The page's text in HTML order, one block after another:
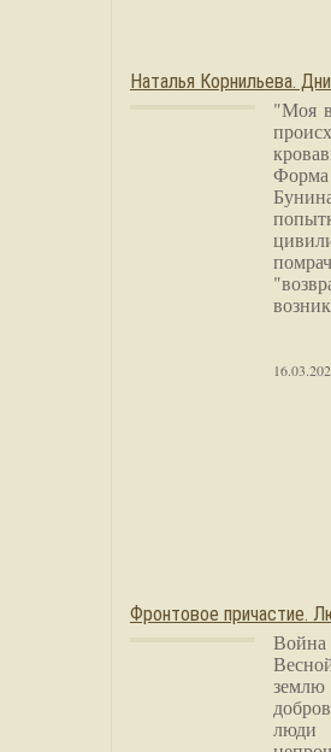
Наталья Корнильева.
"Моя
Форма
Фронтовое причастие.
люди